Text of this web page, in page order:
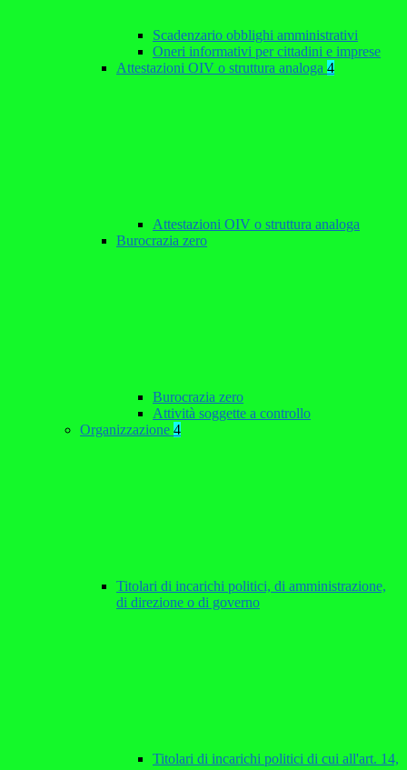
Scadenzario obblighi amministrativi
Oneri informativi per cittadini e imprese
Attestazioni OIV o struttura analoga 4
Attestazioni OIV o struttura analoga
Burocrazia zero
Burocrazia zero
Attività soggette a controllo
Organizzazione 4
Titolari di incarichi politici, di amministrazione,
di direzione o di governo
Titolari di incarichi politici di cui all'art. 14,